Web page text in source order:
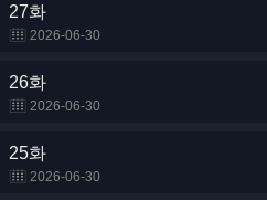
27화
2026-06-30
26화
2026-06-30
25화
2026-06-30